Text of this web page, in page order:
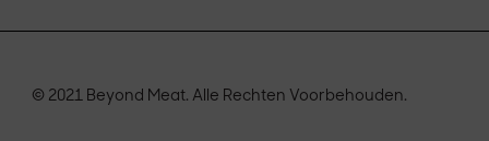
© 2021 Beyond Meat. Alle Rechten Voorbehouden.